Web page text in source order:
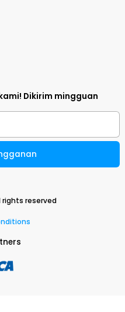
Dikirim mingguan
rights reserved